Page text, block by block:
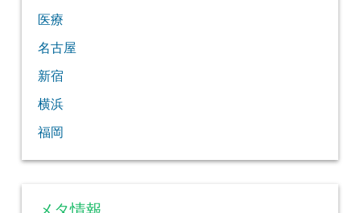
医療
名古屋
新宿
横浜
福岡